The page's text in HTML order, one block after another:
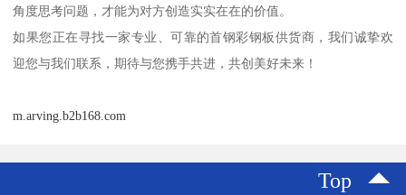
角度思考问题，才能为对方创造实实在在的价值。
如果您正在寻找一家专业、可靠的首钢彩钢板供货商，我们诚挚欢
迎您与我们联系，期待与您携手共进，共创美好未来！
m.arving.b2b168.com
Top